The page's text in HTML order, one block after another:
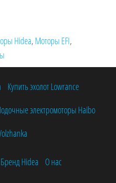
Hidea, Моторы EFI,
Купить эхолот Lowrance
электромоторы Haibo
Бренд Hidea О нас